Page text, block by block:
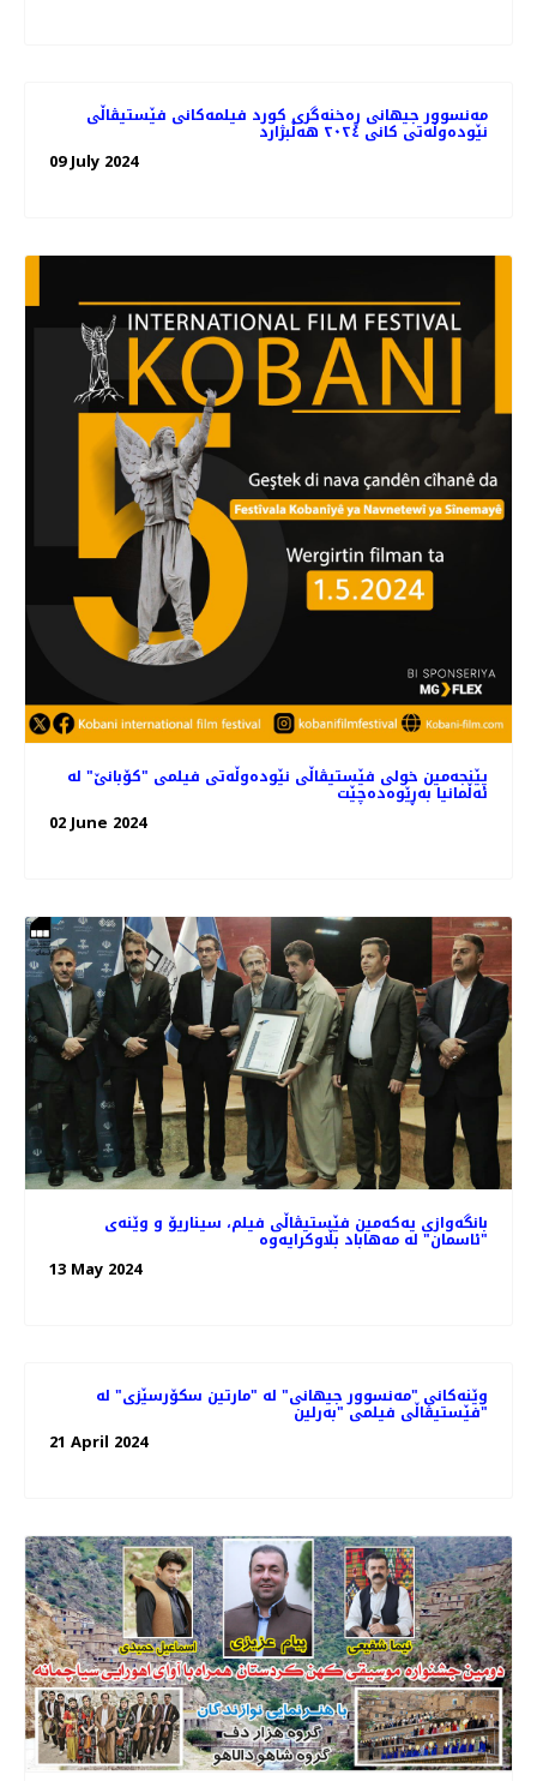
مەنسوور جیهانی ڕه‌خنه‌گری کورد فیلمه‌کانی فێستیڤاڵی
نێوده‌وڵه‌تی کانی ٢٠٢٤ هه‌ڵبژارد
09 July 2024
پێنجەمین خولی فێستیڤاڵی نێودەوڵەتی فیلمی "کۆبانێ" لە
ئەڵمانیا بەڕێوەده‌چێت
02 June 2024
بانگەوازی یەکەمین فێستیڤاڵی فیلم، سیناریۆ و وێنه‌ی
"ئاسمان" لە مەهاباد بڵاوکرایەوە
13 May 2024
وێنەکانی "مەنسوور جیهانی" له‌ "مارتین سکۆرسێزی" لە
فێستیڤاڵی فیلمی "بەرلین"
21 April 2024